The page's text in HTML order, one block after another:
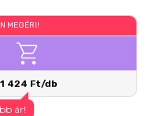
MEGÉRI!
1 424 Ft/db
ár!